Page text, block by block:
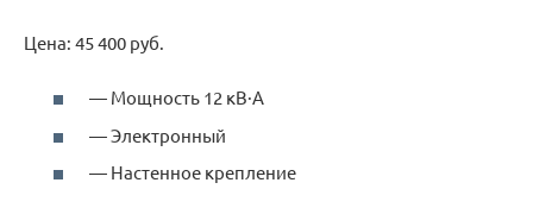
Цена: 45 400 руб.
— Мощность 12 кВ·А
— Электронный
— Настенное крепление